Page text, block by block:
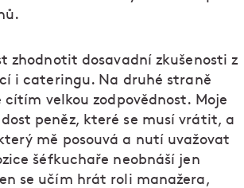
zhodnotit dosavadní zkušenosti z
i cateringu. Na druhé straně
velkou zodpovědnost. Moje
peněz, které se musí vrátit, a
mě posouvá a nutí uvažovat
šéfkuchaře neobnáší jen
se učím hrát roli manažera,